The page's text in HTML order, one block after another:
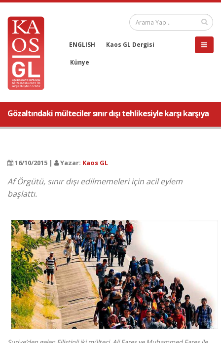
ENGLISH Kaos GL Dergisi
Künye
Gözaltındaki mülteciler sınır dışı tehlikesiyle karşı karşıya
16/10/2015 | Yazar: Kaos GL
Af Örgütü, sınır dışı edilmemeleri için acil eylem
başlattı.